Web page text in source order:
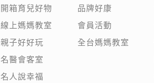
開箱育兒好物
線上媽媽教室
親子好好玩
名醫會客室
名人說幸福
品牌好康
會員活動
全台媽媽教室